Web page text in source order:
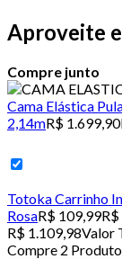
Aproveite
Compre junto
Cama Elástica
2,14mR$ 1.699,90
Totoka Carrinho
RosaR$ 109,99R$
R$ 1.109,98Valor
Compre 2 Produto